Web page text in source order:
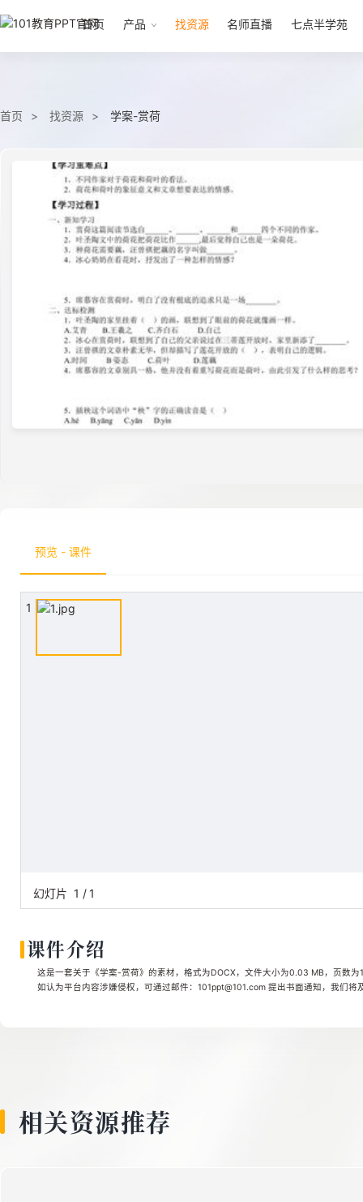
首页 产品 找资源 名师直播 七点半学苑
首页 找资源 学案-赏荷
预览 - 课件
1
幻灯片 1 / 1
课件介绍
这是一套关于《学案-赏荷》的素材，格式为DOCX，文件大小为0.03 MB，页数为
如认为平台内容涉嫌侵权，可通过邮件：101ppt@101.com 提出书面通知，我们将
相关资源推荐